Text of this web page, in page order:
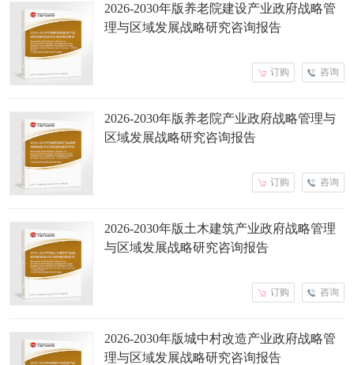
2026-2030年版养老院建设产业政府战略管
理与区域发展战略研究咨询报告
咨询
订购
2026-2030年版养老院产业政府战略管理与
区域发展战略研究咨询报告
咨询
订购
2026-2030年版土木建筑产业政府战略管理
与区域发展战略研究咨询报告
咨询
订购
2026-2030年版城中村改造产业政府战略管
理与区域发展战略研究咨询报告